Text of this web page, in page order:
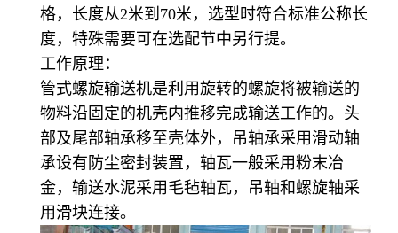
格，长度从2米到70米，选型时符合标准公称长
度，特殊需要可在选配节中另行提。
工作原理：
管式螺旋输送机是利用旋转的螺旋将被输送的
物料沿固定的机壳内推移完成输送工作的。头
部及尾部轴承移至壳体外，吊轴承采用滑动轴
承设有防尘密封装置，轴瓦一般采用粉末冶
金，输送水泥采用毛毡轴瓦，吊轴和螺旋轴采
用滑块连接。